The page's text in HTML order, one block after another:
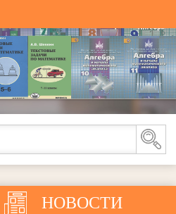
НОВОСТИ